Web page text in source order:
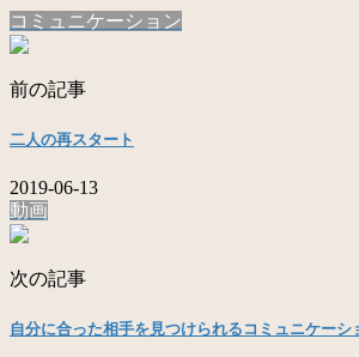
コミュニケーション
前の記事
二人の再スタート
2019-06-13
動画
次の記事
自分に合った相手を見つけられるコミュニケーシ